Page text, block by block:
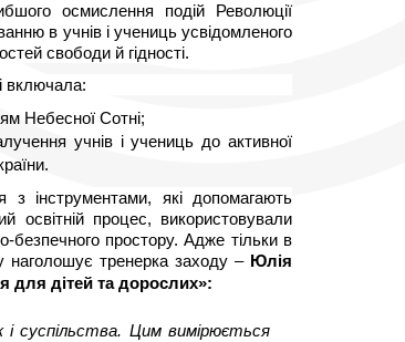
осмислення подій Революції
в учнів і учениць усвідомленого
свободи й гідності.
включала:
Небесної Сотні;
учнів і учениць до активної
інструментами, які допомагають
освітній процес, використовували
простору. Адже тільки в
наголошує тренерка заходу – Юлія
для дітей та дорослих»:
суспільства. Цим вимірюється